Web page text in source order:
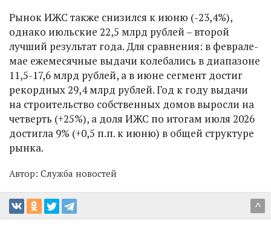
Рынок ИЖС также снизился к июню (-23,4%),
однако июльские 22,5 млрд рублей – второй
лучший результат года. Для сравнения: в феврале-
мае ежемесячные выдачи колебались в диапазоне
11,5-17,6 млрд рублей, а в июне сегмент достиг
рекордных 29,4 млрд рублей. Год к году выдачи
на строительство собственных домов выросли на
четверть (+25%), а доля ИЖС по итогам июля 2026
достигла 9% (+0,5 п.п. к июню) в общей структуре
рынка.
Автор: Служба новостей
^